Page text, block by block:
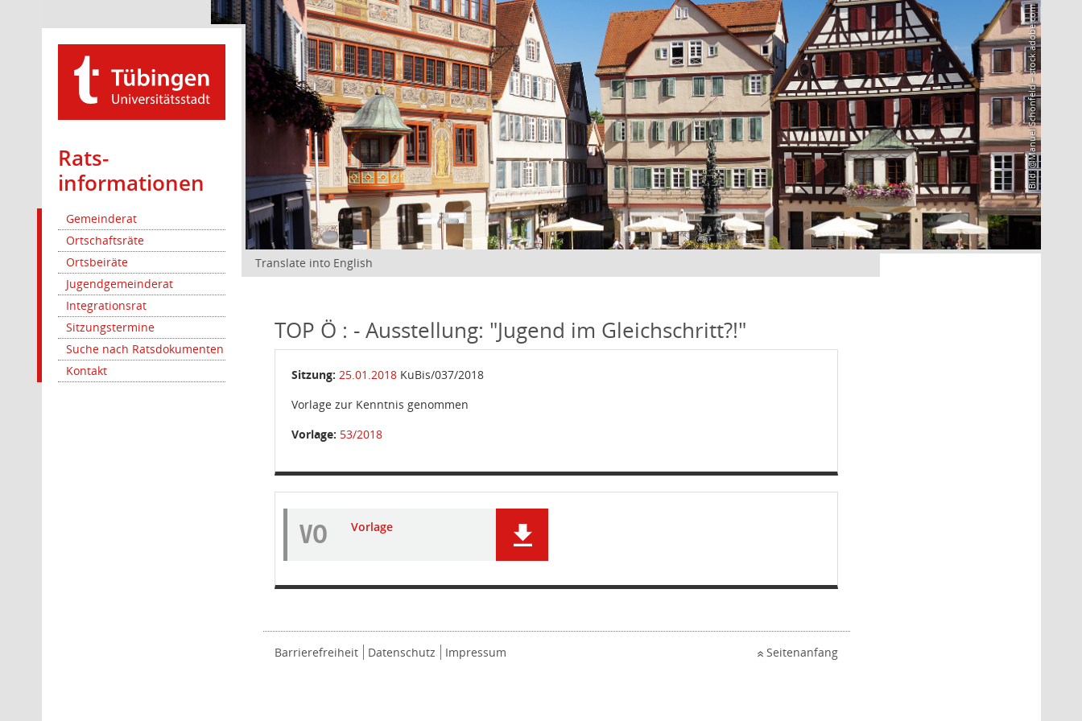
Rats­
informationen
Gemeinderat
Ortschaftsräte
Ortsbeiräte
Jugendgemeinderat
Integrationsrat
Sitzungstermine
Suche nach Ratsdokumenten
Kontakt
Bild: @Manuel Schönfeld – stock.adobe.com
Translate into English
TOP Ö : - Ausstellung: "Jugend im Gleichschritt?!"
Sitzung: 25.01.2018 KuBis/037/2018
Vorlage zur Kenntnis genommen
Vorlage: 53/2018
VO Vorlage
Barrierefreiheit Datenschutz Impressum Seitenanfang